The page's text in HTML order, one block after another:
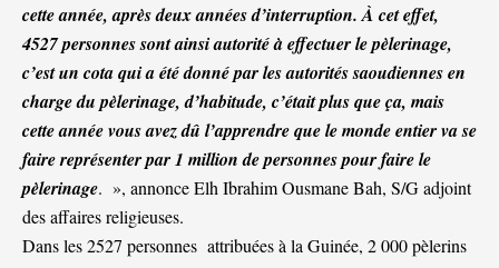
cette année, après deux années d’interruption. À cet effet,
4527 personnes sont ainsi autorité à effectuer le pèlerinage,
c’est un cota qui a été donné par les autorités saoudiennes en
charge du pèlerinage, d’habitude, c’était plus que ça, mais
cette année vous avez dû l’apprendre que le monde entier va se
faire représenter par 1 million de personnes pour faire le
pèlerinage. », annonce Elh Ibrahim Ousmane Bah, S/G adjoint
des affaires religieuses.
Dans les 2527 personnes attribuées à la Guinée, 2 000 pèlerins